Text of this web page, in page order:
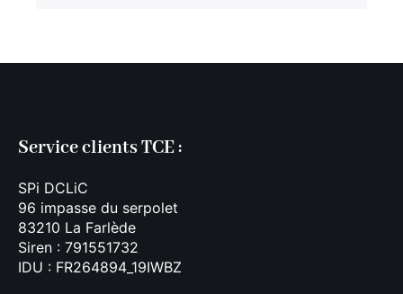
Service clients TCE :
SPi DCLiC
96 impasse du serpolet
83210 La Farlède
Siren : 791551732
IDU : FR264894_19IWBZ